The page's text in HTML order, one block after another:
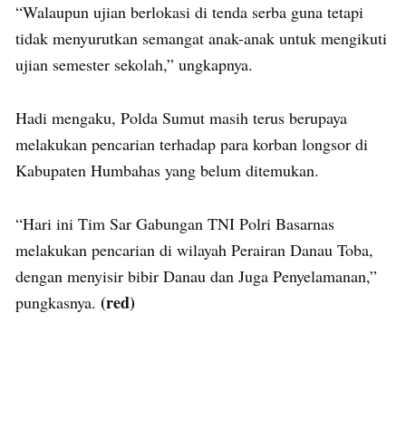
“Walaupun ujian berlokasi di tenda serba guna tetapi
tidak menyurutkan semangat anak-anak untuk mengikuti
ujian semester sekolah,” ungkapnya.
Hadi mengaku, Polda Sumut masih terus berupaya
melakukan pencarian terhadap para korban longsor di
Kabupaten Humbahas yang belum ditemukan.
“Hari ini Tim Sar Gabungan TNI Polri Basarnas
melakukan pencarian di wilayah Perairan Danau Toba,
dengan menyisir bibir Danau dan Juga Penyelamanan,”
pungkasnya. (red)